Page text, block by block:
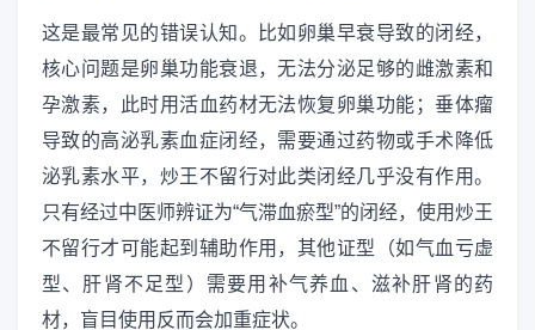
这是最常见的错误认知。比如卵巢早衰导致的闭经，
核心问题是卵巢功能衰退，无法分泌足够的雌激素和
孕激素，此时用活血药材无法恢复卵巢功能；垂体瘤
导致的高泌乳素血症闭经，需要通过药物或手术降低
泌乳素水平，炒王不留行对此类闭经几乎没有作用。
只有经过中医师辨证为“气滞血瘀型”的闭经，使用炒王
不留行才可能起到辅助作用，其他证型（如气血亏虚
型、肝肾不足型）需要用补气养血、滋补肝肾的药
材，盲目使用反而会加重症状。